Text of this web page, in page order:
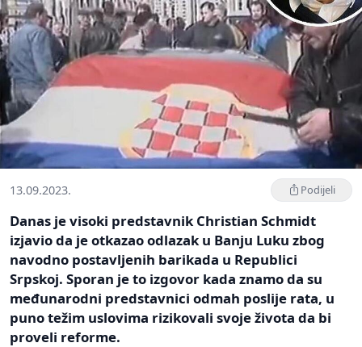
13.09.2023. Podijeli
Danas je visoki predstavnik Christian Schmidt
izjavio da je otkazao odlazak u Banju Luku zbog
navodno postavljenih barikada u Republici
Srpskoj. Sporan je to izgovor kada znamo da su
međunarodni predstavnici odmah poslije rata, u
puno težim uslovima rizikovali svoje života da bi
proveli reforme.